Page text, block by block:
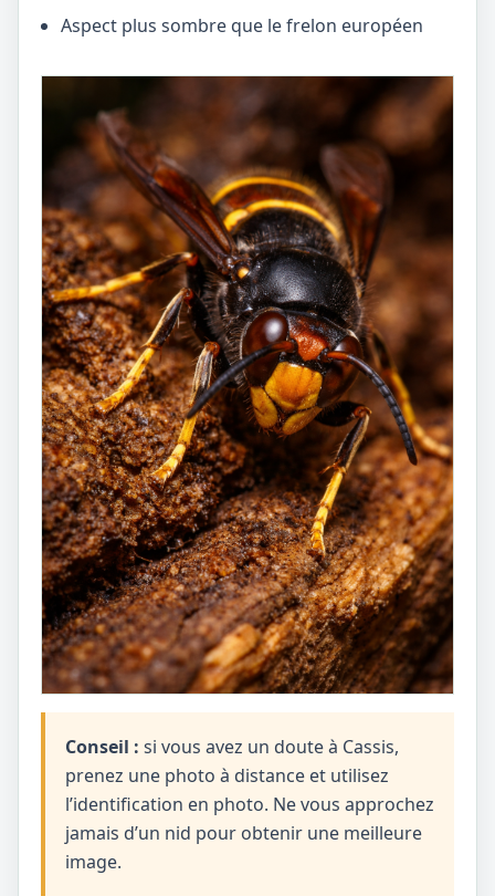
Aspect plus sombre que le frelon européen
Conseil : si vous avez un doute à Cassis,
prenez une photo à distance et utilisez
l’identification en photo. Ne vous approchez
jamais d’un nid pour obtenir une meilleure
image.